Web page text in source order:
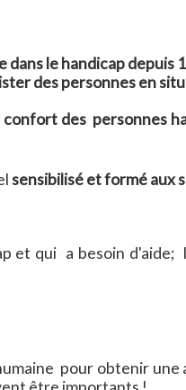
dans le handicap depuis
des personnes en
des personnes
sensibilisé et formé aux
et qui a besoin d'aide;
pour obtenir